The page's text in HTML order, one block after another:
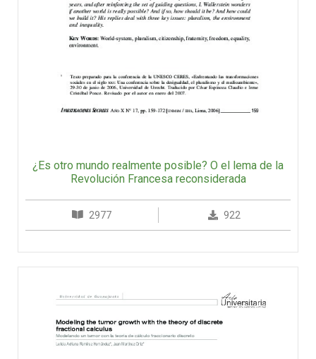
¿Es otro mundo realmente posible? O el lema de la
Revolución Francesa reconsiderada
2977 922